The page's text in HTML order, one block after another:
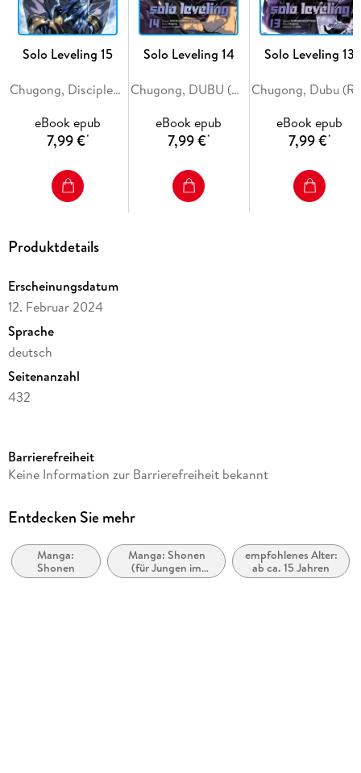
Solo Leveling 15
Chugong, Disciples (Redice Studio), H-Goon
eBook epub
7,99 €*
Solo Leveling 14
Chugong, DUBU (REDICE STUDIO), h-goon
eBook epub
7,99 €*
Solo Leveling 13
eBook epub
7,99 €*
Produktdetails
Erscheinungsdatum
12. Februar 2024
Sprache
deutsch
Seitenanzahl
432
Altersempfehlung
Reihe
Autor/Autorin
Chugong, Peperon
Barrierefreiheit
Keine Information zur Barrierefreiheit bekannt
Entdecken Sie mehr
Manga:
Shonen
Manga: Shonen
(für Jungen im
Teenageralter)
empfohlenes Alter:
ab ca. 15 Jahren